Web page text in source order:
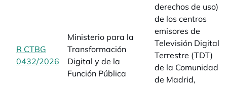
R CTBG
0432/2026 opens in a new tab
Ministerio para la
Transformación
Digital y de la
Función Pública
derechos de uso)
de los centros
emisores de
Televisión Digital
Terrestre (TDT)
de la Comunidad
de Madrid,